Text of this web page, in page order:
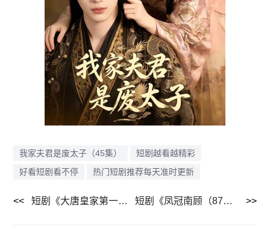
我家夫君是废太子（45集）
短剧越看越精彩
好看短剧看不停
热门短剧推荐每天准时更新
短剧《大唐皇家第一团宠尼命哒（100集）》热门短剧免费全集追 短剧《凤冠南顾（87集）》经典短剧完整免费观看